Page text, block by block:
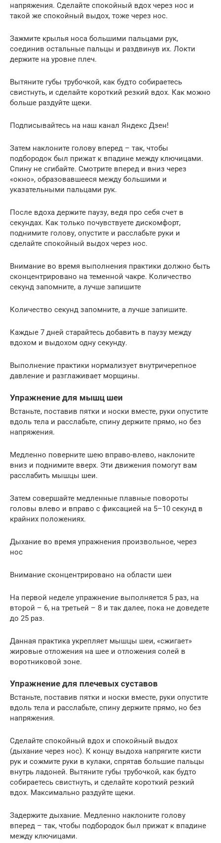
напряжения. Сделайте спокойный вдох через нос и
такой же спокойный выдох, тоже через нос.
Зажмите крылья носа большими пальцами рук,
соединив остальные пальцы и раздвинув их. Локти
держите на уровне плеч.
Вытяните губы трубочкой, как будто собираетесь
свистнуть, и сделайте короткий резкий вдох. Как можно
больше раздуйте щеки.
Подписывайтесь на наш канал Яндекс Дзен!
Затем наклоните голову вперед – так, чтобы
подбородок был прижат к впадине между ключицами.
Спину не сгибайте. Смотрите вперед и вниз через
«окно», образовавшееся между большими и
указательными пальцами рук.
После вдоха держите паузу, ведя про себя счет в
секундах. Как только почувствуете дискомфорт,
поднимите голову, опустите и расслабьте руки и
сделайте спокойный выдох через нос.
Внимание во время выполнения практики должно быть
сконцентрировано на теменной чакре. Количество
секунд запомните, а лучше запишите
Количество секунд запомните, а лучше запишите.
Каждые 7 дней старайтесь добавить в паузу между
вдохом и выдохом одну секунду.
Выполнение практики нормализует внутричерепное
давление и разглаживает морщины.
Упражнение для мышц шеи
Встаньте, поставив пятки и носки вместе, руки опустите
вдоль тела и расслабьте, спину держите прямо, но без
напряжения.
Медленно поверните шею вправо-влево, наклоните
вниз и поднимите вверх. Эти движения помогут вам
расслабить мышцы шеи.
Затем совершайте медленные плавные повороты
головы влево и вправо с фиксацией на 5–10 секунд в
крайних положениях.
Дыхание во время упражнения произвольное, через
нос
Внимание сконцентрировано на области шеи
На первой неделе упражнение выполняется 5 раз, на
второй – 6, на третьей – 8 и так далее, пока не доведете
до 25 раз.
Данная практика укрепляет мышцы шеи, «сжигает»
жировые отложения на шее и отложения солей в
воротниковой зоне.
Упражнение для плечевых суставов
Встаньте, поставив пятки и носки вместе, руки опустите
вдоль тела и расслабьте, спину держите прямо, но без
напряжения.
Сделайте спокойный вдох и спокойный выдох
(дыхание через нос). К концу выдоха напрягите кисти
рук и сожмите руки в кулаки, спрятав большие пальцы
внутрь ладоней. Вытяните губы трубочкой, как будто
собираетесь свистнуть, и сделайте короткий резкий
вдох. Максимально раздуйте щеки.
Задержите дыхание. Медленно наклоните голову
вперед – так, чтобы подбородок был прижат к впадине
между ключицами.